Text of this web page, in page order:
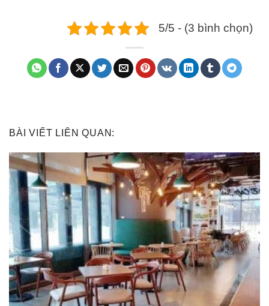
5/5 - (3 bình chọn)
BÀI VIẾT LIÊN QUAN: